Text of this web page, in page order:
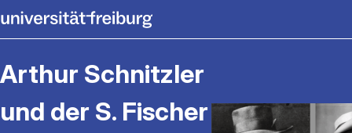
Arthur Schnitzler
und der S. Fischer